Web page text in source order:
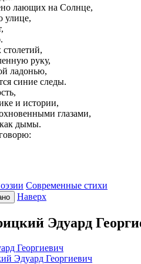
лающих на Солнце,
улице,
руку,
ладонью,
синие следы.
и истории,
глазами,
дымы.
Современные стихи
Наверх
Эдуард
Георгиевич
Эдуард Георгиевич